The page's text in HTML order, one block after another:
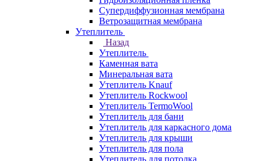
Супердиффузионная мембрана
Ветрозащитная мембрана
Утеплитель
Назад
Утеплитель
Каменная вата
Минеральная вата
Утеплитель Knauf
Утеплитель Rockwool
Утеплитель TermoWool
Утеплитель для бани
Утеплитель для каркасного дома
Утеплитель для крыши
Утеплитель для пола
Утеплитель для потолка